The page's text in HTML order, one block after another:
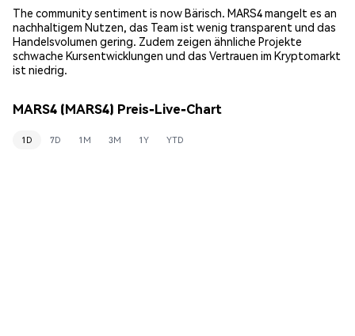
The community sentiment is now Bärisch. MARS4 mangelt es an
nachhaltigem Nutzen, das Team ist wenig transparent und das
Handelsvolumen gering. Zudem zeigen ähnliche Projekte
schwache Kursentwicklungen und das Vertrauen im Kryptomarkt
ist niedrig.
MARS4 (MARS4) Preis-Live-Chart
1D 7D 1M 3M 1Y YTD